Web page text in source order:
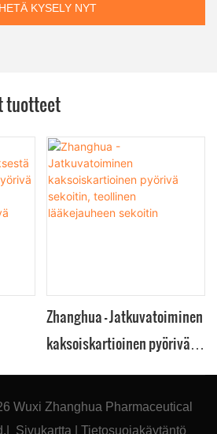
KYSELY NYT
tuotteet
Zhanghua - Jatkuvatoiminen
kaksoiskartioinen pyörivä
sekoitin, teollinen
lääkejauheen sekoitin
Wuxi Zhanghua Pharmaceutical
Sivukartta Tietosuojakäytäntö